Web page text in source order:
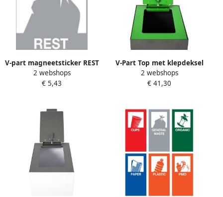
V-part magneetsticker REST
grijs
2 webshops
€ 5,43
V-Part Top met klepdeksel
voor modulaire
afvalscheidingsunit 60 liter
2 webshops
€ 41,30